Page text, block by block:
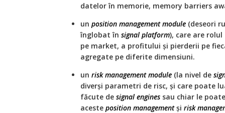
datelor în memorie, memory barriers
un position management module (deseori
înglobat în signal platform), care are
pe market, a profitului și pierderii pe
agregate pe diferite dimensiuni.
un risk management module (la nivel de
diverși parametri de risc, și care poate
făcute de signal engines sau chiar le
aceste position managementși risk